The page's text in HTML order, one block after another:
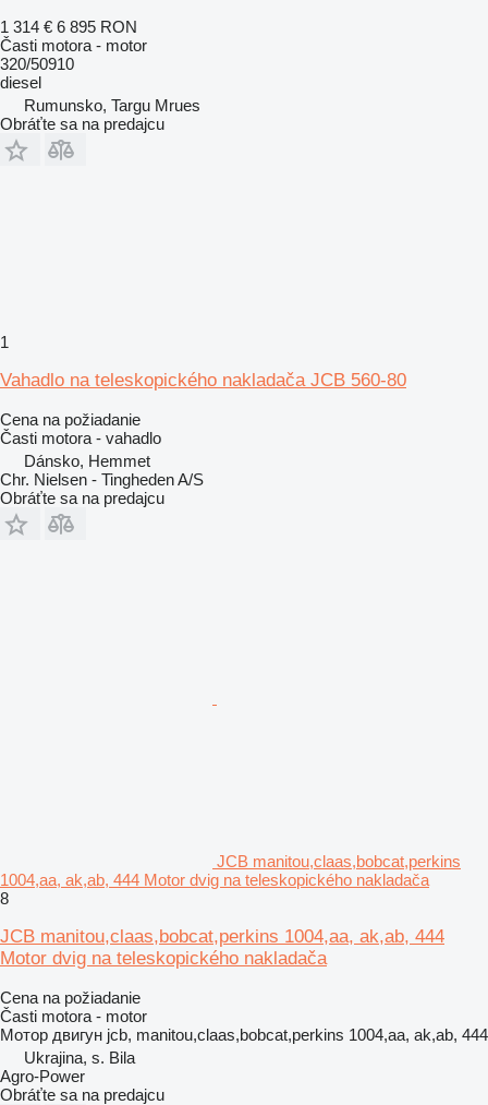
1 314 € 6 895 RON
Časti motora - motor
320/50910
diesel
Rumunsko, Targu Mrues
Obráťte sa na predajcu
1
Vahadlo na teleskopického nakladača JCB 560-80
Cena na požiadanie
Časti motora - vahadlo
Dánsko, Hemmet
Chr. Nielsen - Tingheden A/S
Obráťte sa na predajcu
JCB manitou,claas,bobcat,perkins
1004,aa, ak,ab, 444 Motor dvig na teleskopického nakladača
8
JCB manitou,claas,bobcat,perkins 1004,aa, ak,ab, 444
Motor dvig na teleskopického nakladača
Cena na požiadanie
Časti motora - motor
Мотор двигун jcb, manitou,claas,bobcat,perkins 1004,aa, ak,ab, 444
Ukrajina, s. Bila
Agro-Power
Obráťte sa na predajcu